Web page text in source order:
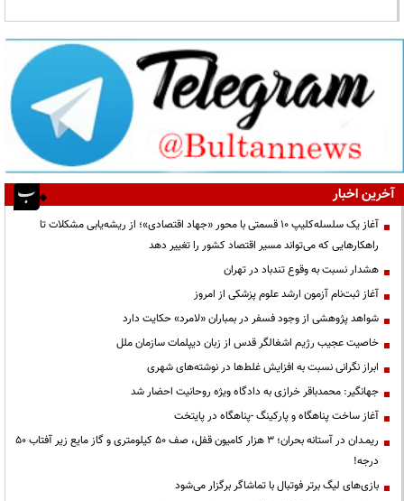
آخرین اخبار
آغاز یک سلسله‌کلیپ ۱۰ قسمتی با محور «جهاد اقتصادی»؛ از ریشه‌یابی مشکلات تا
راهکارهایی که می‌تواند مسیر اقتصاد کشور را تغییر دهد
هشدار نسبت به وقوع تندباد در تهران
آغاز ثبت‌نام آزمون ارشد علوم پزشکی از امروز
شواهد پژوهشی از وجود فسفر در بمباران «لامرد» حکایت دارد
خاصیت عجیب رژیم اشغالگر قدس از زبان دیپلمات سازمان ملل
ابراز نگرانی نسبت به افزایش غلط‌ها در نوشته‌های شهری
جهانگیر: محمدباقر خرازی به دادگاه ویژه روحانیت احضار شد
آغاز ساخت پناهگاه و پارکینگ -پناهگاه در پایتخت
ریمـدان در آستانه بحران؛ ۳ هزار کامیون قفل، صف ۵۰ کیلومتری و گاز مایع زیر آفتاب ۵۰
درجه!
بازی‌های لیگ برتر فوتبال با تماشاگر برگزار می‌شود